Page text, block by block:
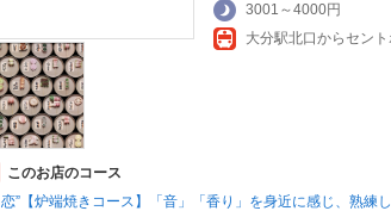
3001～4000円
このお店のコース
恋”【炉端焼きコース】「音」「香り」を身近に感じ、熟練